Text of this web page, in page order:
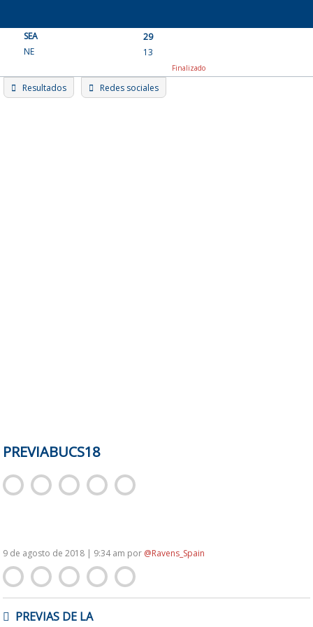
content
SEA
29
NE
13
Finalizado
Resultados Redes sociales
PREVIABUCS18
9 de agosto de 2018 | 9:34 am por @Ravens_Spain
DEPREVIAS DE LA